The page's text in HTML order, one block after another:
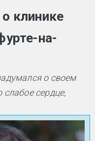
клинике
на-
о своем
сердце,